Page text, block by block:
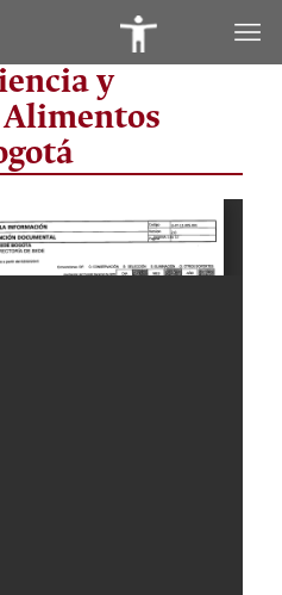
y
Alimentos